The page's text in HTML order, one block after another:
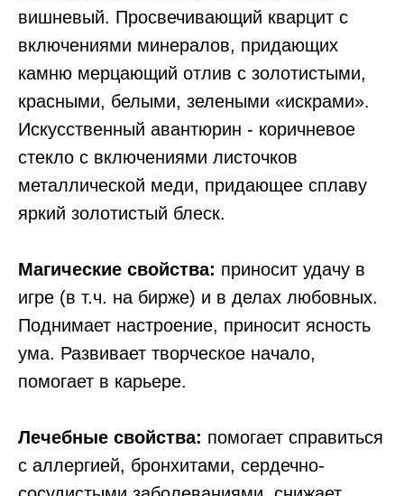
вишневый. Просвечивающий кварцит с
включениями минералов, придающих
камню мерцающий отлив с золотистыми,
красными, белыми, зелеными «искрами».
Искусственный авантюрин - коричневое
стекло с включениями листочков
металлической меди, придающее сплаву
яркий золотистый блеск.
Магические свойства: приносит удачу в
игре (в т.ч. на бирже) и в делах любовных.
Поднимает настроение, приносит ясность
ума. Развивает творческое начало,
помогает в карьере.
Лечебные свойства: помогает справиться
с аллергией, бронхитами, сердечно-